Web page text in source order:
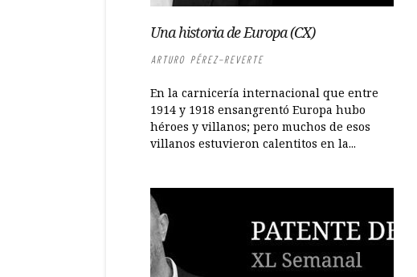
Una historia de Europa (CX)
ARTURO PÉREZ-REVERTE
En la carnicería internacional que entre
1914 y 1918 ensangrentó Europa hubo
héroes y villanos; pero muchos de esos
villanos estuvieron calentitos en la...